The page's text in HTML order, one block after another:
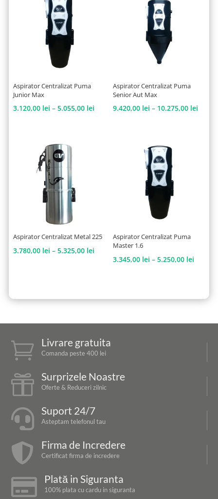
Aspirator Centralizat Puma
Junior Max
3.120,00 lei – 5.055,00 leiInterval
Aspirator Centralizat Puma
Senior Aut Max
9.420,00 lei – 10.275,00 lei
Aspirator Centralizat Metal 225
3.780,00 lei – 5.325,00 leiInterval
până
5.325,00 lei
Aspirator Centralizat Puma
Master 1.6
3.345,00 lei – 5.250,00 lei
la
 Livrare gratuita
Comanda peste 400 lei
 Surprizele Noastre
Oferte & Reduceri zilnic
 Suport 24/7
Asteptam telefonul tau
 Firma de Incredere
Certificat firma de incredere
 Plată in Siguranta
100% plata cu cardu in siguranta